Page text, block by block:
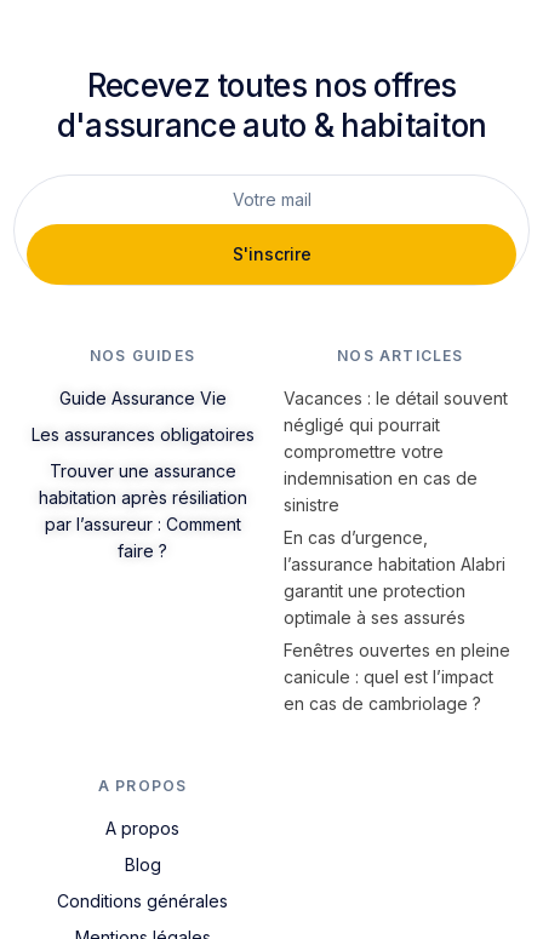
Recevez toutes nos offres
d'assurance auto & habitaiton
S'inscrire
NOS GUIDES
Guide Assurance Vie
Les assurances obligatoires
Trouver une assurance
habitation après résiliation
par l’assureur : Comment
faire ?
NOS ARTICLES
Vacances : le détail souvent
négligé qui pourrait
compromettre votre
indemnisation en cas de
sinistre
En cas d’urgence,
l’assurance habitation Alabri
garantit une protection
optimale à ses assurés
Fenêtres ouvertes en pleine
canicule : quel est l’impact
en cas de cambriolage ?
A PROPOS
A propos
Blog
Conditions générales